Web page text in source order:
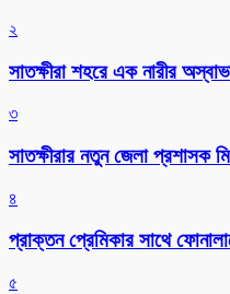
২
সাতক্ষীরা শহরে এক নারীর
৩
সাতক্ষীরার নতুন জেলা প্রশাসক
৪
প্রাক্তন প্রেমিকার সাথে
৫